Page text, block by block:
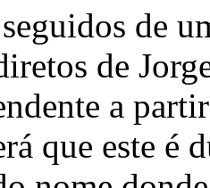
de
de
a
que este é